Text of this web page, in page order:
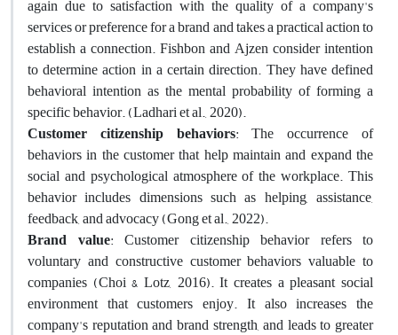
again due to satisfaction with the quality of a company's
services or preference for a brand and takes a practical action to
establish a connection. Fishbon and Ajzen consider intention
to determine action in a certain direction. They have defined
behavioral intention as the mental probability of forming a
specific behavior. (Ladhari et al., 2020).
Customer citizenship behaviors: The occurrence of
behaviors in the customer that help maintain and expand the
social and psychological atmosphere of the workplace. This
behavior includes dimensions such as helping, assistance,
feedback, and advocacy (Gong et al., 2022).
Brand value: Customer citizenship behavior refers to
voluntary and constructive customer behaviors valuable to
companies (Choi & Lotz, 2016). It creates a pleasant social
environment that customers enjoy. It also increases the
company's reputation and brand strength, and leads to greater